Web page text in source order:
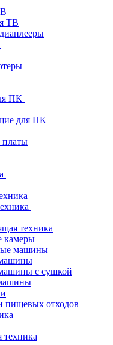
ТВ
ПК
для ПК
платы
техника
камеры
машины
с сушкой
пищевых отходов
техника